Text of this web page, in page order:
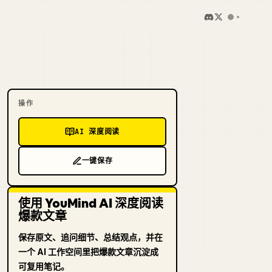
操作
AI 深度阅读
一键保存
使用 YouMind AI 深度阅读
爆款文章
保存原文、追问细节、总结观点，并在
一个 AI 工作空间里把爆款文章沉淀成
可复用笔记。